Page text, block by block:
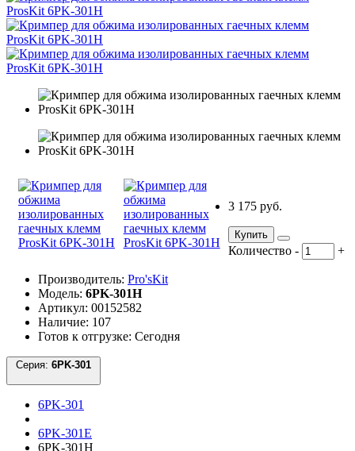
3 175 руб.
Купить
Количество - +
Производитель: Pro'sKit
Модель: 6PK-301H
Артикул: 00152582
Наличие: 107
Готов к отгрузке: Сегодня
Серия:
6PK-301
6PK-301E
6PK-301H